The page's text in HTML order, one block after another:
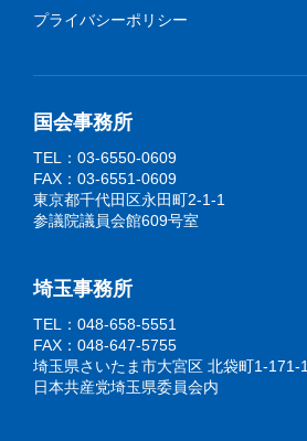
プライバシーポリシー
国会事務所
TEL：03-6550-0609
FAX：03-6551-0609
東京都千代田区永田町2-1-1
参議院議員会館609号室
埼玉事務所
TEL：048-658-5551
FAX：048-647-5755
埼玉県さいたま市大宮区 北袋町1-171-1
日本共産党埼玉県委員会内